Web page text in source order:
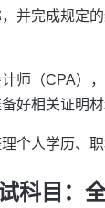
并完成规定
师（CPA）
好相关证明
个人学历、
科目：